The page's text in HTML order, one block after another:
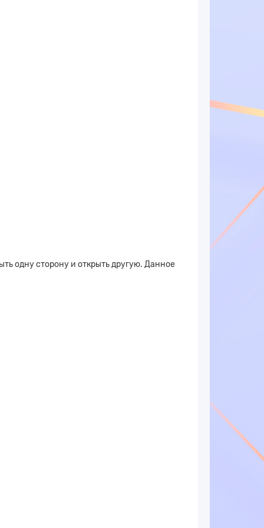
одну сторону и открыть другую. Данное